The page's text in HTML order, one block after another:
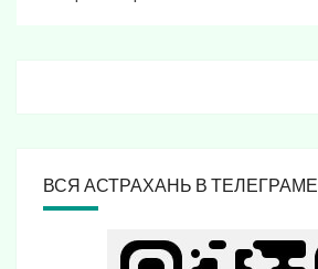
ВСЯ АСТРАХАНЬ В ТЕЛЕГРАМЕ